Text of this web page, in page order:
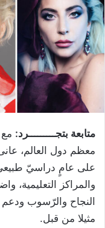
متابعة بتجـــــــــرد:
معظم دول العالم،
على عامٍ دراسيّ
والمراكز التعليمية،
النجاح والرّسوب
مثيلا من قبل.